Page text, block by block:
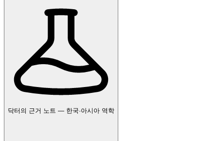
닥터의 근거 노트 — 한국·아시아 역학